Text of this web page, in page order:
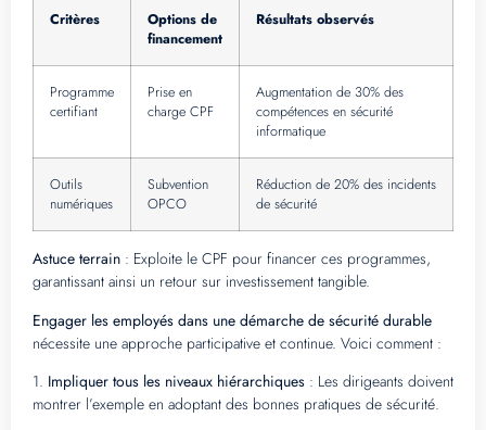
Critères
Options de
financement
Résultats observés
Programme
certifiant
Prise en
charge CPF
Augmentation de 30% des
compétences en sécurité
informatique
Outils
numériques
Subvention
OPCO
Réduction de 20% des incidents
de sécurité
Astuce terrain : Exploite le CPF pour financer ces programmes,
garantissant ainsi un retour sur investissement tangible.
Engager les employés dans une démarche de sécurité durable
nécessite une approche participative et continue. Voici comment :
1. Impliquer tous les niveaux hiérarchiques : Les dirigeants doivent
montrer l’exemple en adoptant des bonnes pratiques de sécurité.